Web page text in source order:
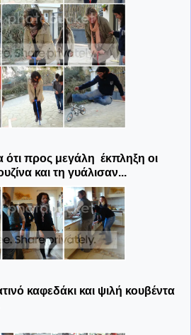
προς μεγάλη έκπληξη οι
και τη γυάλισαν...
καφεδάκι και ψιλή κουβέντα